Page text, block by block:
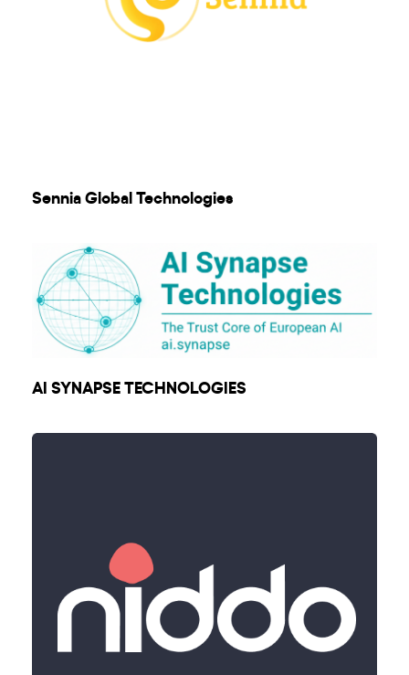
Sennia Global Technologies
AI SYNAPSE TECHNOLOGIES